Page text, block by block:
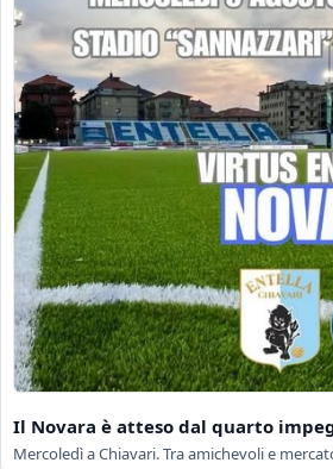
Il Novara è atteso dal quarto
Mercoledì a Chiavari. Tra amichevoli e